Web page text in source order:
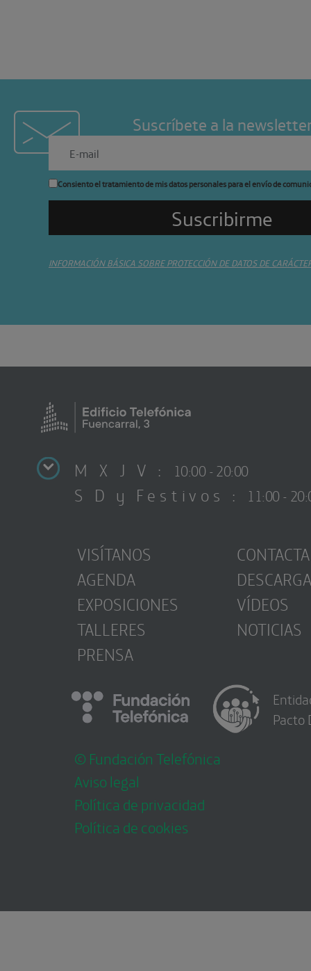
Suscríbete a la
Consiento el tratamiento de mis datos personales para el envío de
INFORMACIÓN BÁSICA SOBRE PROTECCIÓN DE DATOS DE
M X J V : 10:00 - 20:00
S D y Festivos : 11:00 -
VISÍTANOS
AGENDA
EXPOSICIONES
TALLERES
PRENSA
CONTACTA
VÍDEOS
NOTICIAS
© Fundación Telefónica
Aviso legal
Política de privacidad
Política de cookies
Pacto